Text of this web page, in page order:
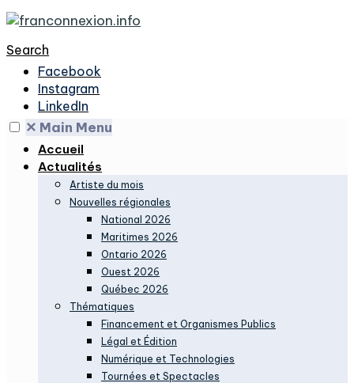
Search
Facebook
Instagram
LinkedIn
✕ Main Menu
Accueil
Actualités
Artiste du mois
Nouvelles régionales
National 2026
Maritimes 2026
Ontario 2026
Ouest 2026
Québec 2026
Thématiques
Financement et Organismes Publics
Légal et Édition
Numérique et Technologies
Tournées et Spectacles